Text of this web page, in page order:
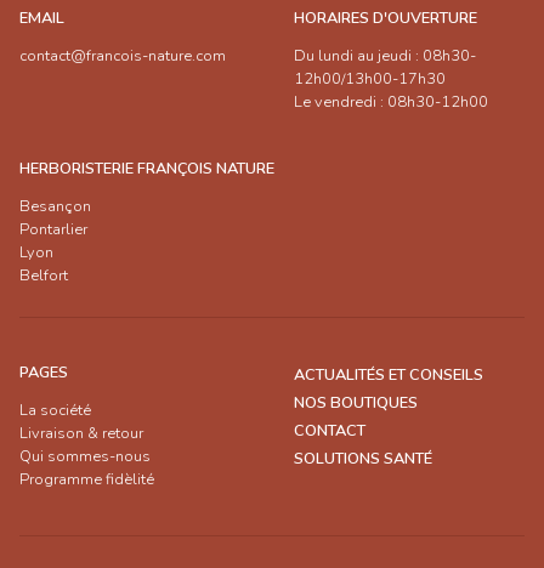
EMAIL
contact@francois-nature.com
HORAIRES D'OUVERTURE
Du lundi au jeudi : 08h30-
12h00/13h00-17h30
Le vendredi : 08h30-12h00
HERBORISTERIE FRANÇOIS NATURE
Besançon
Pontarlier
Lyon
Belfort
PAGES
La société
Livraison & retour
Qui sommes-nous
Programme fidèlité
ACTUALITÉS ET CONSEILS
NOS BOUTIQUES
CONTACT
SOLUTIONS SANTÉ